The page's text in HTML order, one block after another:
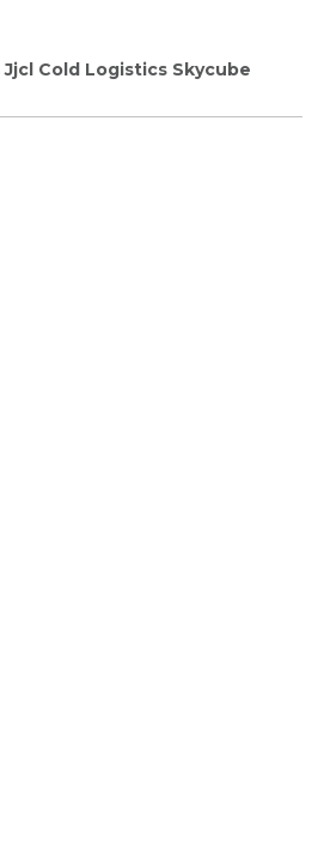
Jjcl Cold Logistics Skycube